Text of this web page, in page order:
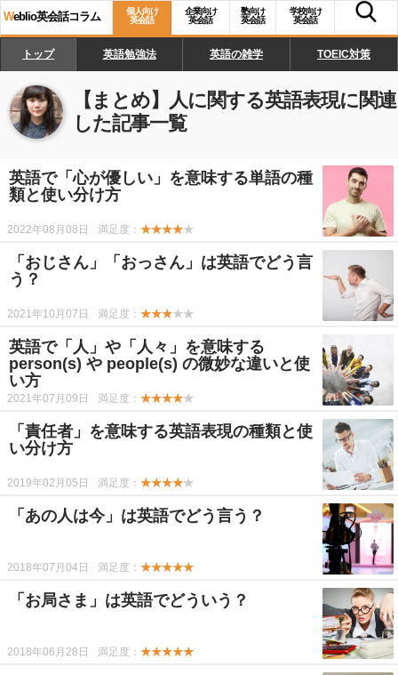
Weblio英会話コラム
個人向け
英会話
企業向け
英会話
塾向け
英会話
学校向け
英会話
トップ 英語勉強法 英語の雑学 TOEIC対策
【まとめ】 人に関する英語表現に関連
した記事一覧
英語で「心が優しい」を意味する単語の種
類と使い分け方
2022年08月08日 満足度： ★★★★★
「おじさん」「おっさん」は英語でどう言
う？
2021年10月07日 満足度： ★★★★★
英語で「人」や「人々」を意味する
person(s) や people(s) の微妙な違いと使
い方
2021年07月09日 満足度： ★★★★★
「責任者」を意味する英語表現の種類と使
い分け方
2019年02月05日 満足度： ★★★★★
「あの人は今」は英語でどう言う？
2018年07月04日 満足度： ★★★★★
「お局さま」は英語でどういう？
2018年06月28日 満足度： ★★★★★